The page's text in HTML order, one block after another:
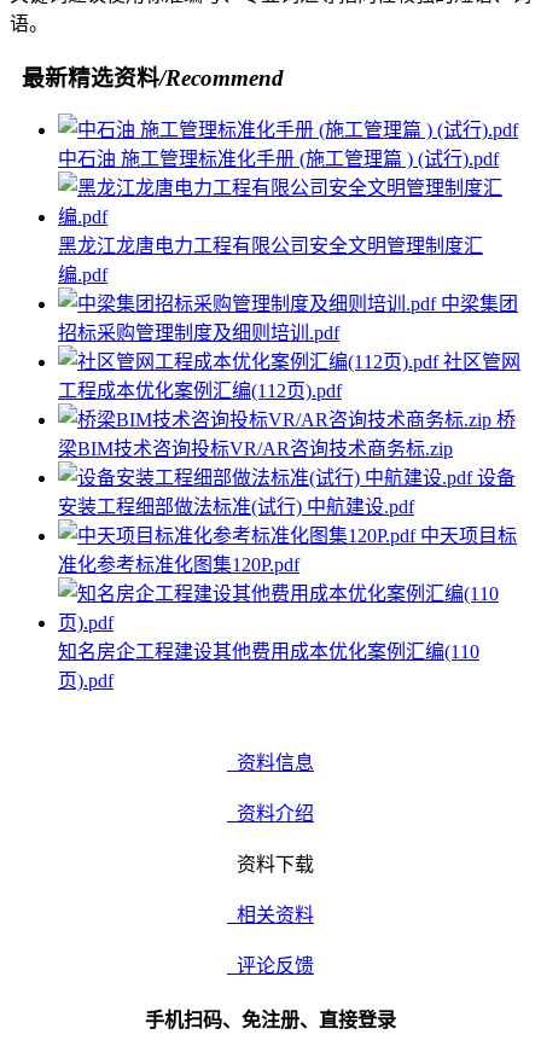
语。
最新精选资料/Recommend
中石油 施工管理标准化手册 (施工管理篇 ) (试行).pdf
黑龙江龙唐电力工程有限公司安全文明管理制度汇
编.pdf
中梁集团
招标采购管理制度及细则培训.pdf
社区管网
工程成本优化案例汇编(112页).pdf
桥
梁BIM技术咨询投标VR/AR咨询技术商务标.zip
设备
安装工程细部做法标准(试行) 中航建设.pdf
中天项目标
准化参考标准化图集120P.pdf
知名房企工程建设其他费用成本优化案例汇编(110
页).pdf
资料信息
资料介绍
资料下载
相关资料
评论反馈
手机扫码、免注册、直接登录